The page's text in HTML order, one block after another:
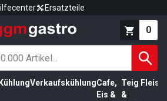
Ersatzteile
0
KühlungVerkaufskühlungCafe,
Eis &
Teig
&